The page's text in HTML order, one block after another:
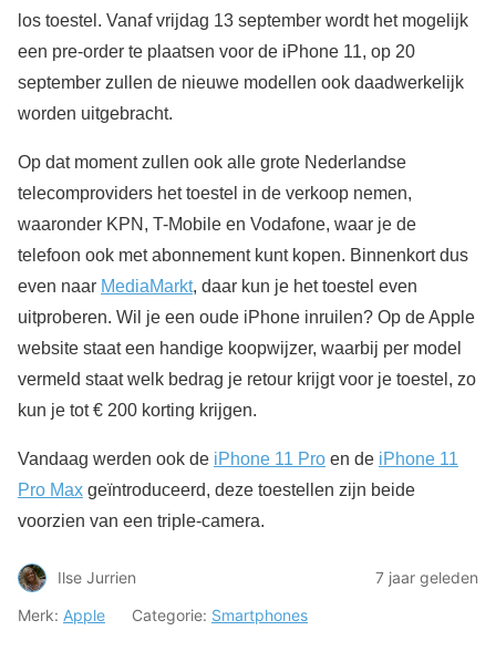
los toestel. Vanaf vrijdag 13 september wordt het mogelijk
een pre-order te plaatsen voor de iPhone 11, op 20
september zullen de nieuwe modellen ook daadwerkelijk
worden uitgebracht.
Op dat moment zullen ook alle grote Nederlandse
telecomproviders het toestel in de verkoop nemen,
waaronder KPN, T-Mobile en Vodafone, waar je de
telefoon ook met abonnement kunt kopen. Binnenkort dus
even naar MediaMarkt, daar kun je het toestel even
uitproberen. Wil je een oude iPhone inruilen? Op de Apple
website staat een handige koopwijzer, waarbij per model
vermeld staat welk bedrag je retour krijgt voor je toestel, zo
kun je tot € 200 korting krijgen.
Vandaag werden ook de iPhone 11 Pro en de iPhone 11
Pro Max geïntroduceerd, deze toestellen zijn beide
voorzien van een triple-camera.
Ilse Jurrien
7 jaar geleden
Merk: Apple Categorie: Smartphones